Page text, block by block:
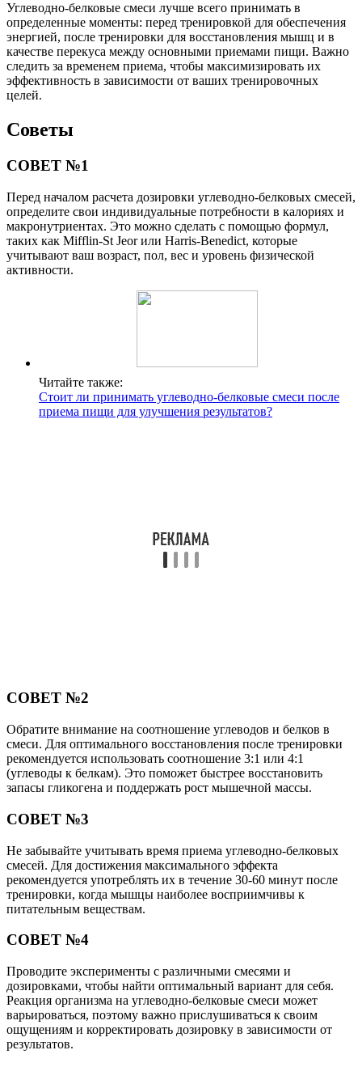
Углеводно-белковые смеси лучше всего принимать в
определенные моменты: перед тренировкой для обеспечения
энергией, после тренировки для восстановления мышц и в
качестве перекуса между основными приемами пищи. Важно
следить за временем приема, чтобы максимизировать их
эффективность в зависимости от ваших тренировочных
целей.
Советы
СОВЕТ №1
Перед началом расчета дозировки углеводно-белковых смесей,
определите свои индивидуальные потребности в калориях и
макронутриентах. Это можно сделать с помощью формул,
таких как Mifflin-St Jeor или Harris-Benedict, которые
учитывают ваш возраст, пол, вес и уровень физической
активности.
Читайте также:
Стоит ли принимать углеводно-белковые смеси после
приема пищи для улучшения результатов?
СОВЕТ №2
Обратите внимание на соотношение углеводов и белков в
смеси. Для оптимального восстановления после тренировки
рекомендуется использовать соотношение 3:1 или 4:1
(углеводы к белкам). Это поможет быстрее восстановить
запасы гликогена и поддержать рост мышечной массы.
СОВЕТ №3
Не забывайте учитывать время приема углеводно-белковых
смесей. Для достижения максимального эффекта
рекомендуется употреблять их в течение 30-60 минут после
тренировки, когда мышцы наиболее восприимчивы к
питательным веществам.
СОВЕТ №4
Проводите эксперименты с различными смесями и
дозировками, чтобы найти оптимальный вариант для себя.
Реакция организма на углеводно-белковые смеси может
варьироваться, поэтому важно прислушиваться к своим
ощущениям и корректировать дозировку в зависимости от
результатов.